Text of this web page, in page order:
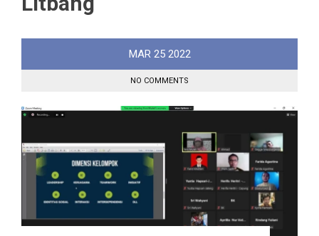
MAR 25 2022
NO COMMENTS